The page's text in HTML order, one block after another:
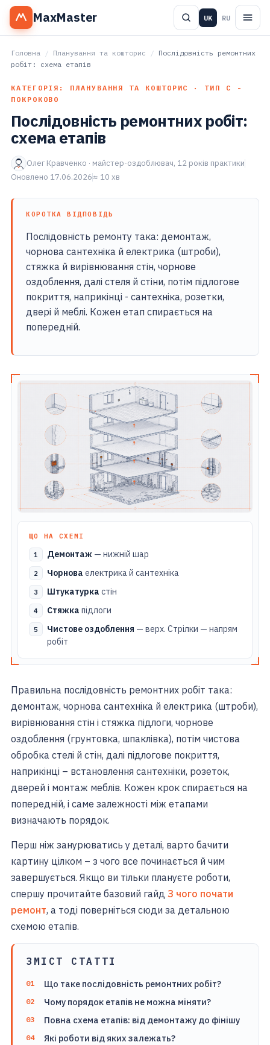
MaxMaster UK RU
Головна / Планування та кошторис / Послідовність ремонтних
робіт: схема етапів
КАТЕГОРІЯ: ПЛАНУВАННЯ ТА КОШТОРИС · ТИП С -
ПОКРОКОВО
Послідовність ремонтних робіт:
схема етапів
Олег Кравченко · майстер-оздоблювач, 12 років практики
Оновлено 17.06.2026≈ 10 хв
КОРОТКА ВІДПОВІДЬ
Послідовність ремонту така: демонтаж,
чорнова сантехніка й електрика (штроби),
стяжка й вирівнювання стін, чорнове
оздоблення, далі стеля й стіни, потім підлогове
покриття, наприкінці - сантехніка, розетки,
двері й меблі. Кожен етап спирається на
попередній.
ЩО НА СХЕМІ
Демонтаж — нижній шар
Чорнова електрика й сантехніка
Штукатурка стін
Стяжка підлоги
Чистове оздоблення — верх. Стрілки — напрям
робіт
Правильна послідовність ремонтних робіт така:
демонтаж, чорнова сантехніка й електрика (штроби),
вирівнювання стін і стяжка підлоги, чорнове
оздоблення (грунтовка, шпаклівка), потім чистова
обробка стелі й стін, далі підлогове покриття,
наприкінці – встановлення сантехніки, розеток,
дверей і монтаж меблів. Кожен крок спирається на
попередній, і саме залежності між етапами
визначають порядок.
Перш ніж занурюватись у деталі, варто бачити
картину цілком – з чого все починається й чим
завершується. Якщо ви тільки плануєте роботи,
спершу прочитайте базовий гайд З чого почати
ремонт, а тоді поверніться сюди за детальною
схемою етапів.
ЗМІСТ СТАТТІ
Що таке послідовність ремонтних робіт?
Чому порядок етапів не можна міняти?
Повна схема етапів: від демонтажу до фінішу
Які роботи від яких залежать?